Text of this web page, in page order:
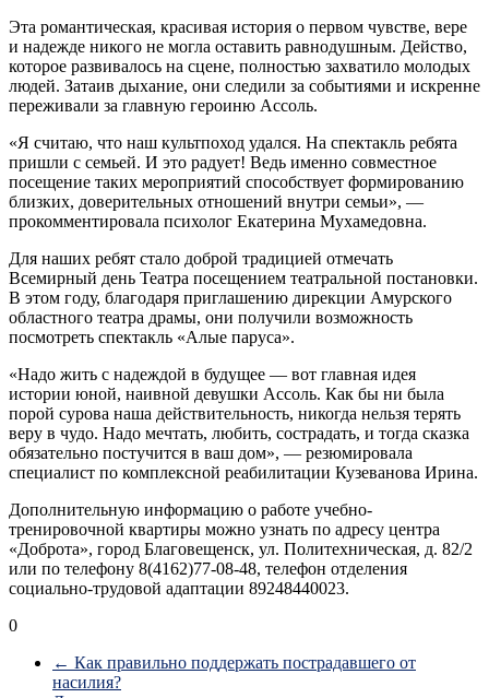
Эта романтическая, красивая история о первом чувстве, вере
и надежде никого не могла оставить равнодушным. Действо,
которое развивалось на сцене, полностью захватило молодых
людей. Затаив дыхание, они следили за событиями и искренне
переживали за главную героиню Ассоль.
«Я считаю, что наш культпоход удался. На спектакль ребята
пришли с семьей. И это радует! Ведь именно совместное
посещение таких мероприятий способствует формированию
близких, доверительных отношений внутри семьи», —
прокомментировала психолог Екатерина Мухамедовна.
Для наших ребят стало доброй традицией отмечать
Всемирный день Театра посещением театральной постановки.
В этом году, благодаря приглашению дирекции Амурского
областного театра драмы, они получили возможность
посмотреть спектакль «Алые паруса».
«Надо жить с надеждой в будущее — вот главная идея
истории юной, наивной девушки Ассоль. Как бы ни была
порой сурова наша действительность, никогда нельзя терять
веру в чудо. Надо мечтать, любить, сострадать, и тогда сказка
обязательно постучится в ваш дом», — резюмировала
специалист по комплексной реабилитации Кузеванова Ирина.
Дополнительную информацию о работе учебно-
тренировочной квартиры можно узнать по адресу центра
«Доброта», город Благовещенск, ул. Политехническая, д. 82/2
или по телефону 8(4162)77-08-48, телефон отделения
социально-трудовой адаптации 89248440023.
0
← Как правильно поддержать пострадавшего от
насилия?